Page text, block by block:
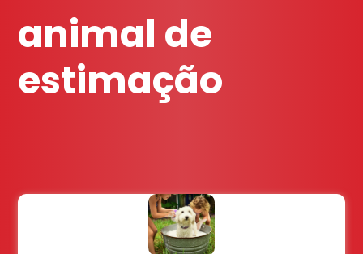
animal de
estimação